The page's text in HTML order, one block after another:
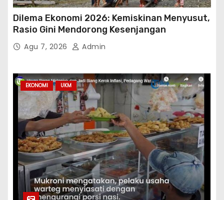
Dilema Ekonomi 2026: Kemiskinan Menyusut,
Rasio Gini Mendorong Kesenjangan
Agu 7, 2026 Admin
EKONOMI UKM